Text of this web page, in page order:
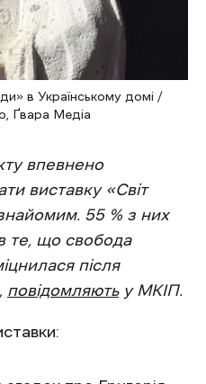
в Українському домі /
Ґвара Медіа
впевнено
виставку «Світ
55 % з них
те, що свобода
після
повідомляютьу МКІП.